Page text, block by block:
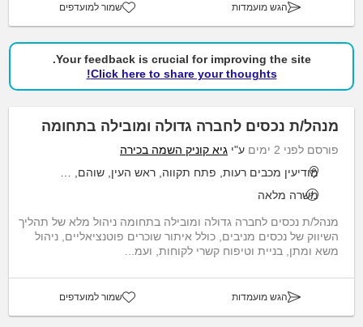
הגש מועמדות שמור למועדפים
Your feedback is crucial for improving the site.
Click here to share your thoughts!
מנהל/ת נכסים לחברה גדולה ומובילה בתחומה
פורסם לפני 2 ימים ע"י גיא קוניק השמה בכירה
מודיעין מכבים רעות, פתח תקווה, ראש העין, שוהם, תל אביב יפו
משרה מלאה
מנהל/ת נכסים לחברה גדולה ומובילה בתחומה ניהול מלא של תהליך
השיווק של נכסים מניבים, כולל איתור שוכרים פוטנציאליים, ניהול
משא ומתן, בניית וטיפוח קשרי לקוחות, ועמ...
הגש מועמדות שמור למועדפים